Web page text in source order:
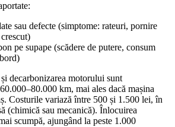
sau defecte (simptome: rateuri, pornire
pe supape (scădere de putere, consum
decarbonizarea motorului sunt
km, mai ales dacă mașina
Costurile variază între 500 și 1.500 lei, în
(chimică sau mecanică). Înlocuirea
scumpă, ajungând la peste 1.000